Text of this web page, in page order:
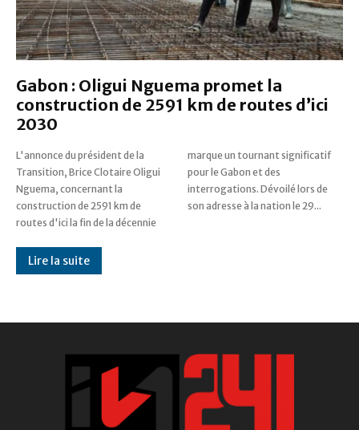
Gabon : Oligui Nguema promet la
construction de 2591 km de routes d’ici
2030
L'annonce du président de la
Transition, Brice Clotaire Oligui
Nguema, concernant la
construction de 2591 km de
routes d'ici la fin de la décennie
marque un tournant significatif
pour le Gabon et des
interrogations. Dévoilé lors de
son adresse à la nation le 29...
Lire la suite